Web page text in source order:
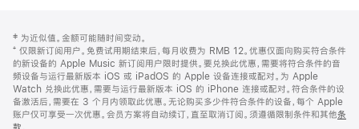
页
页
脚
注
‡ 为近似值。金额可能随时间变动。
⁺ 仅限新订阅用户。免费试用期结束后，每月收费为 RMB 12。优惠仅面向购买符合条件
的新设备的 Apple Music 新订阅用户限时提供。要兑换此优惠，需要将符合条件的音
频设备与运行最新版本 iOS 或 iPadOS 的 Apple 设备连接或配对。为 Apple
Watch 兑换此优惠，需要与运行最新版本 iOS 的 iPhone 连接或配对。符合条件的设
备激活后，需要在 3 个月内领取此优惠。无论购买多少件符合条件的设备，每个 Apple
账户仅可享受一次优惠。会员方案将自动续订，直至取消订阅。须遵循限制条件和其他条